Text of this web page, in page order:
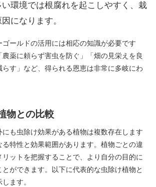
環境では根腐れを起こしやすく、栽
になります。
ゴールドの活用には相応の知識が必要です
薬に頼らず害虫を防ぐ」「畑の見栄えを良
らす」など、得られる恩恵は非常に多岐にわ
物との比較
にも虫除け効果がある植物は複数存在します
特性と効果範囲があります。植物ごとの違
リットを把握することで、より自分の目的に
ができます。以下に代表的な虫除け植物と
ます。